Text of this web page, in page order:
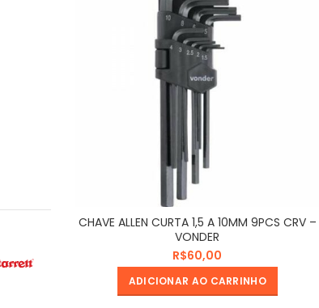
CHAVE ALLEN CURTA 1,5 A 10MM 9PCS CRV –
VONDER
R$
ADICIONAR AO CARRINHO